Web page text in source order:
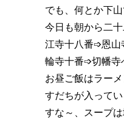
でも、何とか下山
今日も朝から二
江寺️十八番➩恩
輪寺️十番➩切幡寺
お昼ご飯はラーメ
すだちが入って
すな～、スープは